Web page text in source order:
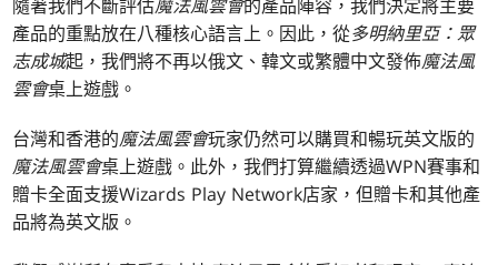
隨著我們不斷評估魔法風雲會的產品陣容，我們決定將主要
產品的重點放在八種核心語言上。因此，從多明納里亞：眾
志成城起，我們將不再以俄文、韓文或繁體中文發佈魔法風
雲會桌上遊戲。
台灣和香港的魔法風雲會玩家仍然可以購買和暢玩英文版的
魔法風雲會桌上遊戲。此外，我們打算繼續透過WPN賽事和
贈卡全面支援Wizards Play Network店家，但贈卡和其他產
品將為英文版。